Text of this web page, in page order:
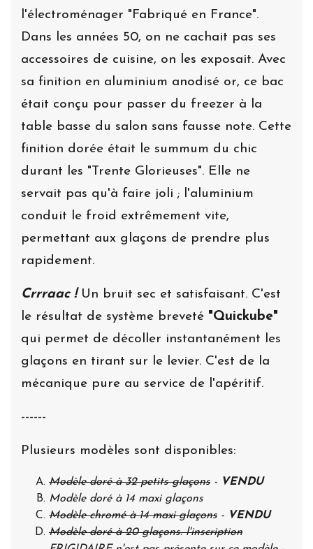
l'électroménager "Fabriqué en France".
Dans les années 50, on ne cachait pas ses
accessoires de cuisine, on les exposait. Avec
sa finition en aluminium anodisé or, ce bac
était conçu pour passer du freezer à la
table basse du salon sans fausse note. Cette
finition dorée était le summum du chic
durant les "Trente Glorieuses". Elle ne
servait pas qu'à faire joli ; l'aluminium
conduit le froid extrêmement vite,
permettant aux glaçons de prendre plus
rapidement.
Crrraac !Un bruit sec et satisfaisant. C'est
le résultat de système breveté "Quickube"
qui permet de décoller instantanément les
glaçons en tirant sur le levier. C'est de la
mécanique pure au service de l'apéritif.
------
Plusieurs modèles sont disponibles:
Modèle doré à 32 petits glaçons - VENDU
Modèle doré à 14 maxi glaçons
Modèle chromé à 14 maxi glaçons - VENDU
Modèle doré à 20 glaçons. l'inscription